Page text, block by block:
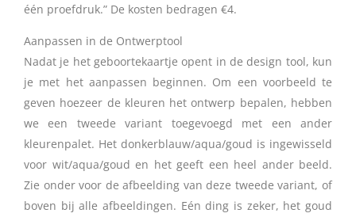
één proefdruk.” De kosten bedragen €4.
Aanpassen in de Ontwerptool
Nadat je het geboortekaartje opent in de design tool, kun
je met het aanpassen beginnen. Om een voorbeeld te
geven hoezeer de kleuren het ontwerp bepalen, hebben
we een tweede variant toegevoegd met een ander
kleurenpalet. Het donkerblauw/aqua/goud is ingewisseld
voor wit/aqua/goud en het geeft een heel ander beeld.
Zie onder voor de afbeelding van deze tweede variant, of
boven bij alle afbeeldingen. Eén ding is zeker, het goud